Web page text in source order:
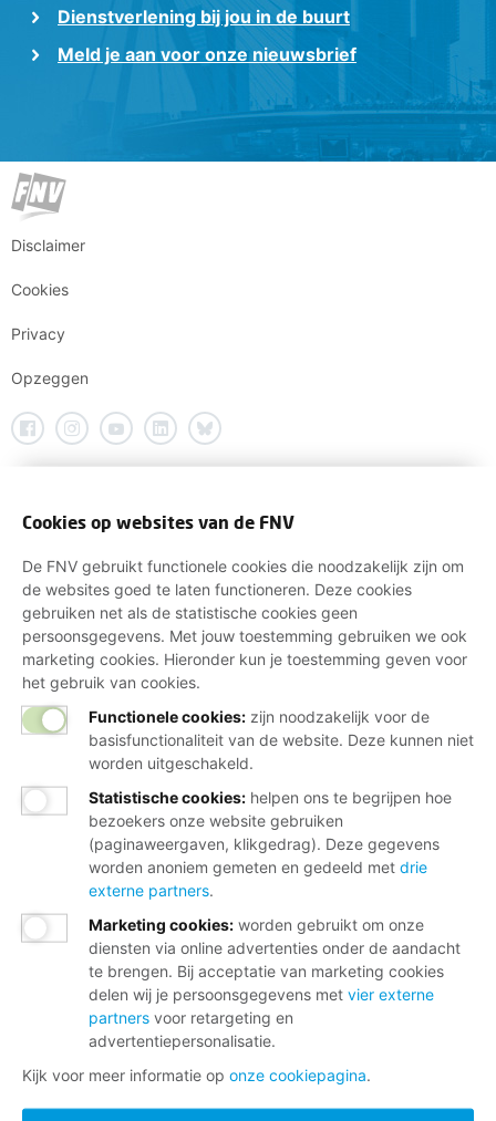
Dienstverlening bij jou in de buurt
Meld je aan voor onze nieuwsbrief
Disclaimer
Cookies
Privacy
Opzeggen
Cookies op websites van de FNV
De FNV gebruikt functionele cookies die noodzakelijk zijn om
de websites goed te laten functioneren. Deze cookies
gebruiken net als de statistische cookies geen
persoonsgegevens. Met jouw toestemming gebruiken we ook
marketing cookies. Hieronder kun je toestemming geven voor
het gebruik van cookies.
Functionele cookies: zijn noodzakelijk voor de
basisfunctionaliteit van de website. Deze kunnen niet
worden uitgeschakeld.
Statistische cookies: helpen ons te begrijpen hoe
bezoekers onze website gebruiken
(paginaweergaven, klikgedrag). Deze gegevens
worden anoniem gemeten en gedeeld met drie
externe partners.
Marketing cookies: worden gebruikt om onze
diensten via online advertenties onder de aandacht
te brengen. Bij acceptatie van marketing cookies
delen wij je persoonsgegevens met vier externe
partners voor retargeting en
advertentiepersonalisatie.
Kijk voor meer informatie op onze cookiepagina.